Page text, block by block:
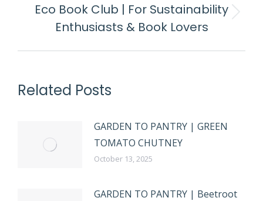
Eco Book Club | For Sustainability
Enthusiasts & Book Lovers
Related Posts
GARDEN TO PANTRY | GREEN
TOMATO CHUTNEY
October 13, 2025
GARDEN TO PANTRY | Beetroot